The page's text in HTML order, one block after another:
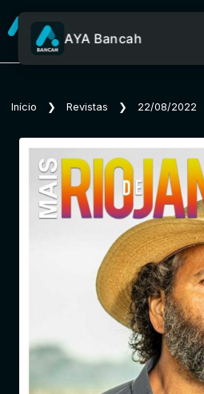
Sobre
AYA Bancah
Início ❯ Revistas ❯ 22/08/2022